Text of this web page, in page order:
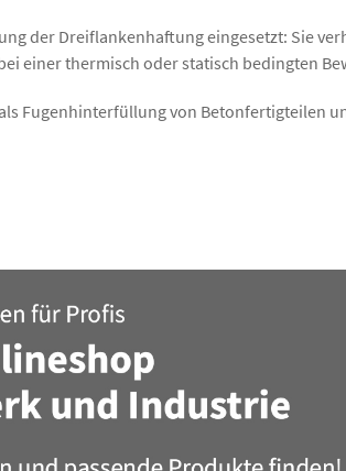
der Dreiflankenhaftung eingesetzt: Sie
einer thermisch oder statisch bedingten
Fugenhinterfüllung von Betonfertigteilen